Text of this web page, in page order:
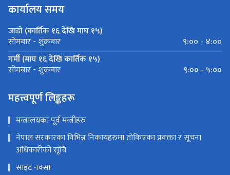
कार्यालय समय
जाडो (कार्तिक १६ देखि माघ १५)
सोमबार - शुक्रबार
९:०० - ४:००
गर्मी (माघ १६ देखि कार्तिक १५)
सोमबार - शुक्रबार ९:०० - ५:००
महत्त्वपूर्ण लिङ्कहरू
मन्त्रालयका पूर्व मन्त्रीहरु
नेपाल सरकारका विभिन्न निकायहरुमा तोकिएका प्रवक्ता र सूचना
अधिकारीको सूचि
साइट नक्सा